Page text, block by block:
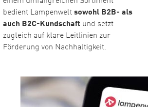
bedient Lampenwelt sowohl B2B- als
auch B2C-Kundschaft und setzt
zugleich auf klare Leitlinien zur
Förderung von Nachhaltigkeit.